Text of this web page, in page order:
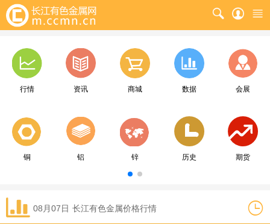
行情 资讯 商城 数据 会展
铜 铝 锌 历史 期货
08月07日 长江有色金属价格行情